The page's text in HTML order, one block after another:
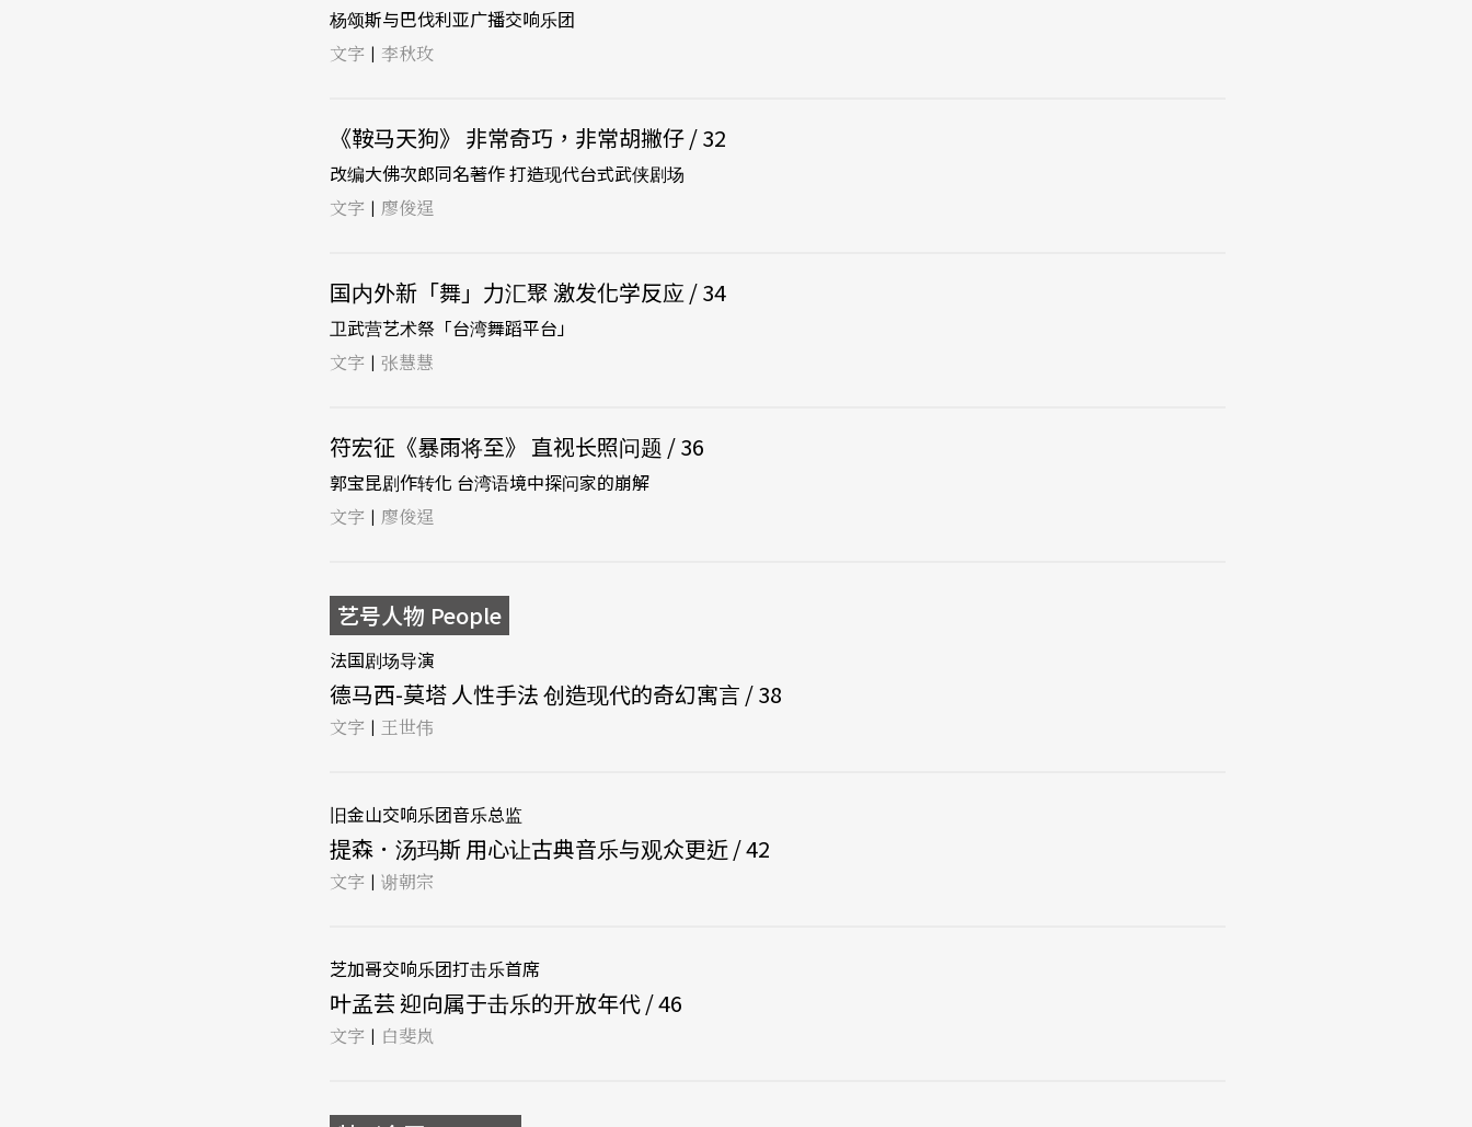
杨颂斯与巴伐利亚广播交响乐团
文字 | 李秋玫
《鞍马天狗》 非常奇巧，非常胡撇仔 / 32
改编大佛次郎同名著作 打造现代台式武侠剧场
文字 | 廖俊逞
国内外新「舞」力汇聚 激发化学反应 / 34
卫武营艺术祭「台湾舞蹈平台」
文字 | 张慧慧
符宏征《暴雨将至》 直视长照问题 / 36
郭宝昆剧作转化 台湾语境中探问家的崩解
文字 | 廖俊逞
艺号人物 People
法国剧场导演
德马西-莫塔 人性手法 创造现代的奇幻寓言 / 38
文字 | 王世伟
旧金山交响乐团音乐总监
提森．汤玛斯 用心让古典音乐与观众更近 / 42
文字 | 谢朝宗
芝加哥交响乐团打击乐首席
叶孟芸 迎向属于击乐的开放年代 / 46
文字 | 白斐岚